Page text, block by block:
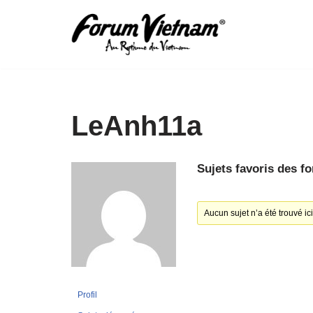
LeAnh11a
Profil
Sujets favoris des
Aucun sujet n’a été trouvé